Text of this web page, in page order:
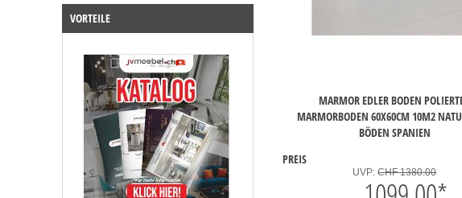
MARMOR EDLER BODEN
MARMORBODEN 60X60CM 10M2
BÖDEN SPANIEN
PREIS
UVP:CHF 1380.00
VORTEILE